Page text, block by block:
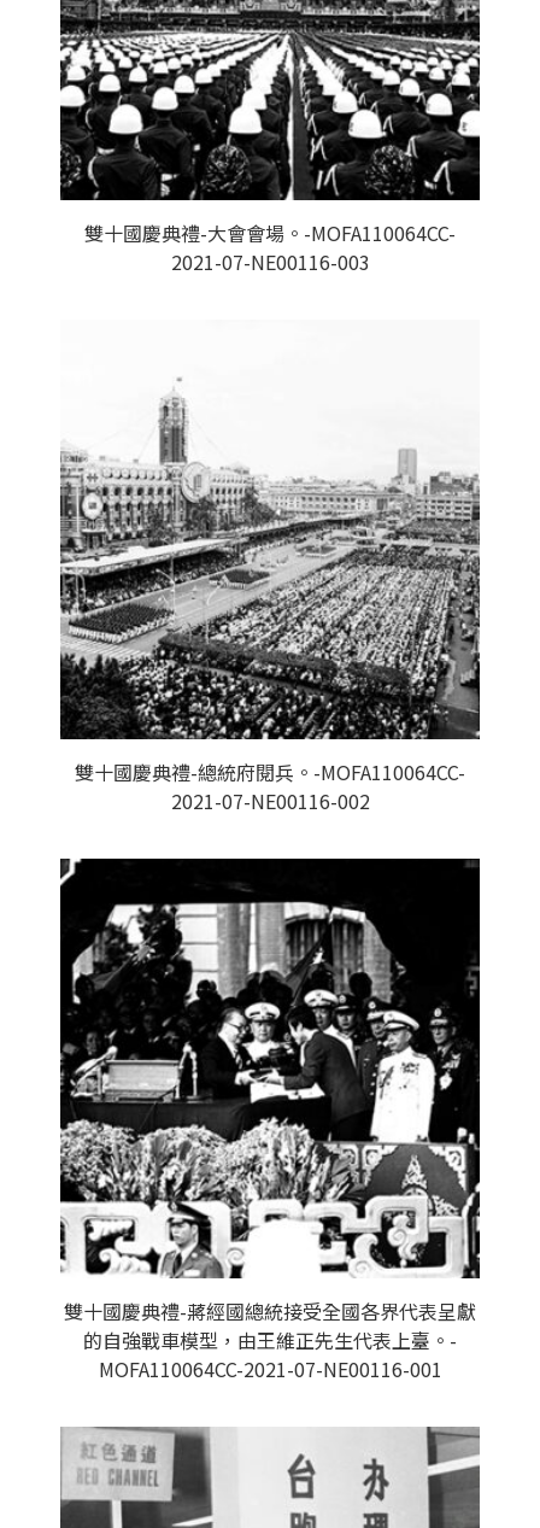
雙十國慶典禮-大會會場。-MOFA110064CC-
2021-07-NE00116-003
雙十國慶典禮-總統府閱兵。-MOFA110064CC-
2021-07-NE00116-002
雙十國慶典禮-蔣經國總統接受全國各界代表呈獻
的自強戰車模型，由王維正先生代表上臺。-
MOFA110064CC-2021-07-NE00116-001